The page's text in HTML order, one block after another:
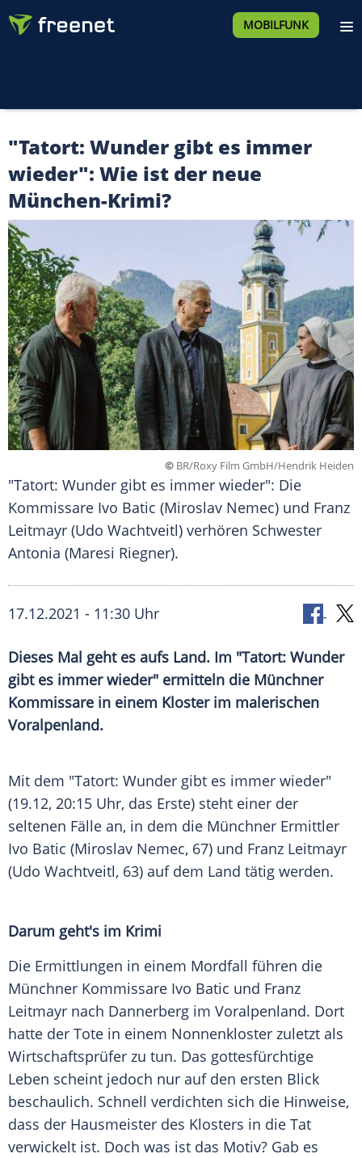
MOBILFUNK
"Tatort: Wunder gibt es immer
wieder": Wie ist der neue
München-Krimi?
© BR/Roxy Film GmbH/Hendrik Heiden
"Tatort: Wunder gibt es immer wieder": Die
Kommissare Ivo Batic (Miroslav Nemec) und Franz
Leitmayr (Udo Wachtveitl) verhören Schwester
Antonia (Maresi Riegner).
17.12.2021 - 11:30 Uhr
Dieses Mal geht es aufs Land. Im "Tatort: Wunder
gibt es immer wieder" ermitteln die Münchner
Kommissare in einem Kloster im malerischen
Voralpenland.
Mit dem "Tatort: Wunder gibt es immer wieder"
(19.12, 20:15 Uhr, das Erste) steht einer der
seltenen Fälle an, in dem die Münchner Ermittler
Ivo Batic (Miroslav Nemec, 67) und Franz Leitmayr
(Udo Wachtveitl, 63) auf dem Land tätig werden.
Darum geht's im Krimi
Die Ermittlungen in einem Mordfall führen die
Münchner Kommissare Ivo Batic und Franz
Leitmayr nach Dannerberg im Voralpenland. Dort
hatte der Tote in einem Nonnenkloster zuletzt als
Wirtschaftsprüfer zu tun. Das gottesfürchtige
Leben scheint jedoch nur auf den ersten Blick
beschaulich. Schnell verdichten sich die Hinweise,
dass der Hausmeister des Klosters in die Tat
verwickelt ist. Doch was ist das Motiv? Gab es